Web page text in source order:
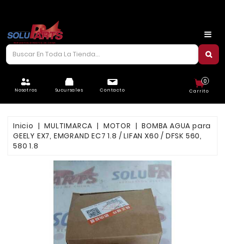
Nosotros Sucursales Contacto Carrito
0
CARROCERÍA
ELÉCTRICO
FRENOS
LUBRICANTES
REFRIGERACIÓN
SUSPENSIÓN
Inicio MULTIMARCA MOTOR
BOMBA AGUA para
GEELY EX7, EMGRAND EC7 1.8 / LIFAN X60 / DFSK 560,
580 1.8